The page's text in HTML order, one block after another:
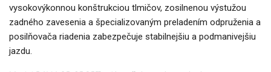
vysokovýkonnou konštrukciou tlmičov, zosilnenou výstužou
zadného zavesenia a špecializovaným preladením odpruženia a
posilňovača riadenia zabezpečuje stabilnejšiu a podmanivejšiu
jazdu.